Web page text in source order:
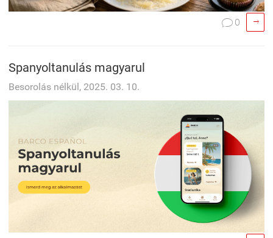
 0 
Spanyoltanulás magyarul
Besorolás nélkül, 2025. 03. 10.